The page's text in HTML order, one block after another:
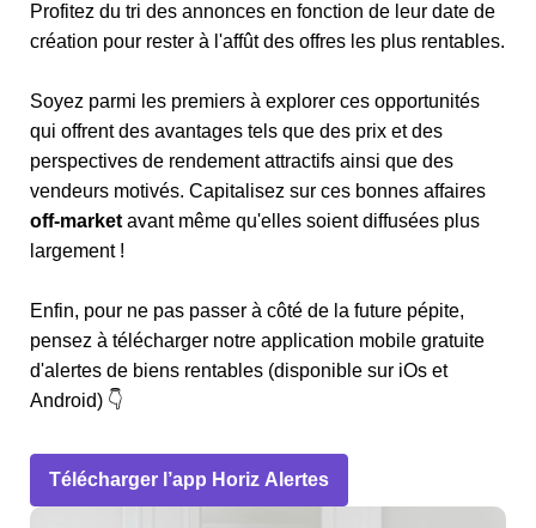
Profitez du tri des annonces en fonction de leur date de
création pour rester à l'affût des offres les plus rentables.
Soyez parmi les premiers à explorer ces opportunités
qui offrent des avantages tels que des prix et des
perspectives de rendement attractifs ainsi que des
vendeurs motivés. Capitalisez sur ces bonnes affaires
off-market avant même qu'elles soient diffusées plus
largement !
Enfin, pour ne pas passer à côté de la future pépite,
pensez à télécharger notre application mobile gratuite
d'alertes de biens rentables (disponible sur iOs et
Android) 👇
Télécharger l’app Horiz Alertes